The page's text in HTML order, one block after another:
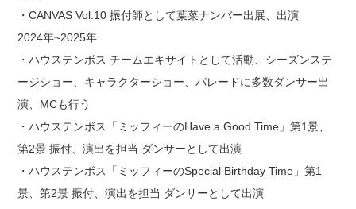
・CANVAS Vol.10 振付師として葉菜ナンバー出展、出演
2024年~2025年
・ハウステンボス チームエキサイトとして活動、シーズンステ
ージショー、キャラクターショー、パレードに多数ダンサー出
演、MCも行う
・ハウステンボス「ミッフィーのHave a Good Time」第1景、
第2景 振付、演出を担当 ダンサーとして出演
・ハウステンボス「ミッフィーのSpecial Birthday Time」第1
景、第2景 振付、演出を担当 ダンサーとして出演